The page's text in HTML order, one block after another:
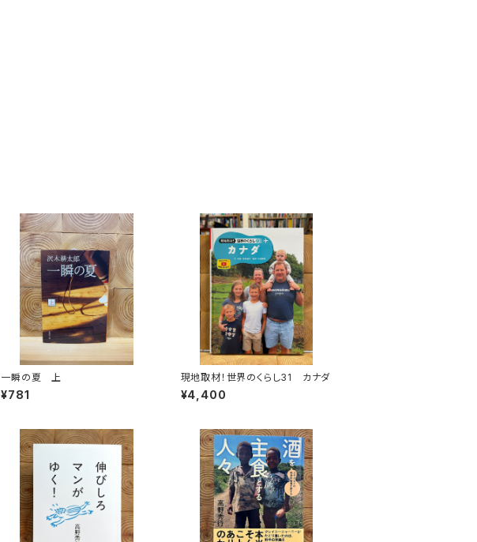
一瞬の夏 上
¥781
現地取材！世界のくらし31 カナダ
¥4,400